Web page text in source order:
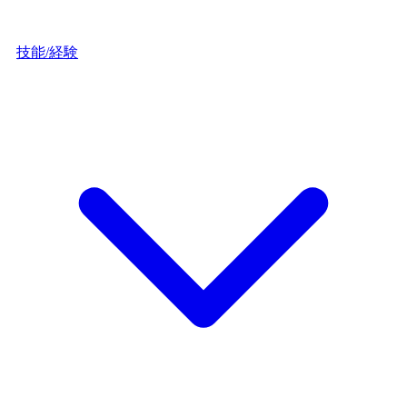
技能/経験